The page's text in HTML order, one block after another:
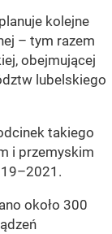
kolejne
– tym razem
obejmującej
lubelskiego
takiego
i przemyskim
około 300